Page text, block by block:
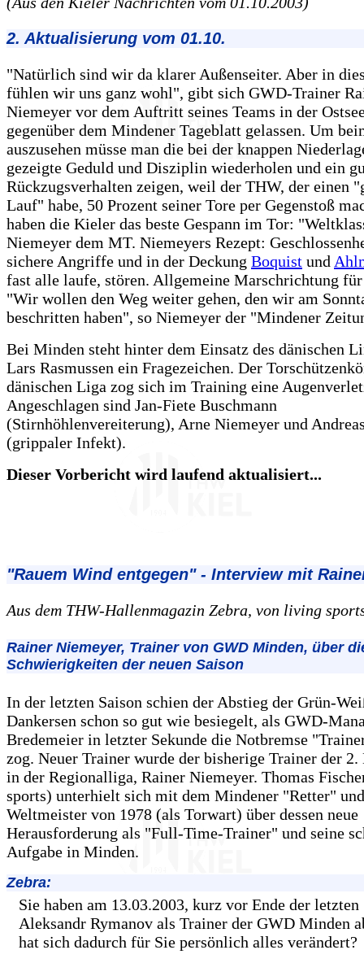
2. Aktualisierung vom 01.10.
"Natürlich sind wir da klarer Außenseiter. Aber in
fühlen wir uns ganz wohl", gibt sich GWD-Trainer
Niemeyer vor dem Auftritt seines Teams in der
gegenüber dem Mindener Tageblatt gelassen. Um
auszusehen müsse man die bei der knappen
gezeigte Geduld und Disziplin wiederholen und ein
Rückzugsverhalten zeigen, weil der THW, der einen
Lauf" habe, 50 Prozent seiner Tore per Gegenstoß
haben die Kieler das beste Gespann im Tor:
Niemeyer dem MT. Niemeyers Rezept:
sichere Angriffe und in der Deckung Boquist und
fast alle laufe, stören. Allgemeine Marschrichtung
"Wir wollen den Weg weiter gehen, den wir am
beschritten haben", so Niemeyer der "Mindener
Bei Minden steht hinter dem Einsatz des dänischen
Lars Rasmussen ein Fragezeichen. Der
dänischen Liga zog sich im Training eine
Angeschlagen sind Jan-Fiete Buschmann
(Stirnhöhlenvereiterung), Arne Niemeyer und
(grippaler Infekt).
Dieser Vorbericht wird laufend aktualisiert...
"Rauem Wind entgegen" - Interview mit
Aus dem THW-Hallenmagazin Zebra, von living
Rainer Niemeyer, Trainer von GWD Minden, über
Schwierigkeiten der neuen Saison
In der letzten Saison schien der Abstieg der Grün-
Dankersen schon so gut wie besiegelt, als GWD-
Bredemeier in letzter Sekunde die Notbremse
zog. Neuer Trainer wurde der bisherige Trainer der
in der Regionalliga, Rainer Niemeyer. Thomas
sports) unterhielt sich mit dem Mindener "Retter" und
Weltmeister von 1978 (als Torwart) über dessen neue
Herausforderung als "Full-Time-Trainer" und seine
Aufgabe in Minden.
Zebra:
Sie haben am 13.03.2003, kurz vor Ende der letzten
Aleksandr Rymanov als Trainer der GWD Minden
hat sich dadurch für Sie persönlich alles verändert?